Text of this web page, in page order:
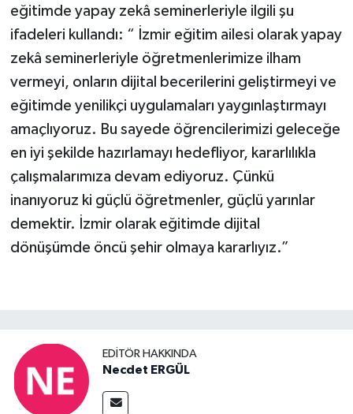
eğitimde yapay zekâ seminerleriyle ilgili şu
ifadeleri kullandı: “ İzmir eğitim ailesi olarak yapay
zekâ seminerleriyle öğretmenlerimize ilham
vermeyi, onların dijital becerilerini geliştirmeyi ve
eğitimde yenilikçi uygulamaları yaygınlaştırmayı
amaçlıyoruz. Bu sayede öğrencilerimizi geleceğe
en iyi şekilde hazırlamayı hedefliyor, kararlılıkla
çalışmalarımıza devam ediyoruz. Çünkü
inanıyoruz ki güçlü öğretmenler, güçlü yarınlar
demektir. İzmir olarak eğitimde dijital
dönüşümde öncü şehir olmaya kararlıyız.”
EDITÖR HAKKINDA
Necdet ERGÜL